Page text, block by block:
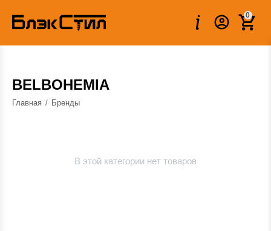
0
BELBOHEMIA
Главная / Бренды
В этой категории нет товаров